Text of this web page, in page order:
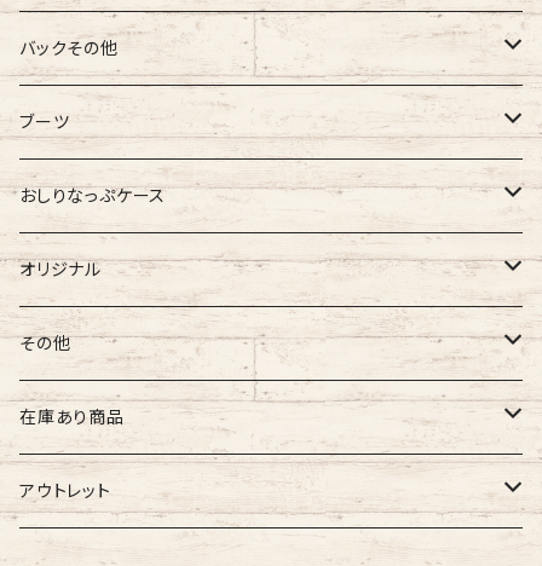
バギーマーク
バギーマーク
吸盤付バギーマーク
バギーマークミニ
両面マークいり
オリジナル
バギーマークミニ
吸盤バギーマーク
バギーマークミニ
両面バギーマーク
オリジナル
ぷちまる
バギーマークプチ
バギーマークプチ ボールチェーン
バギーマークプチ ストラップ
オリジナル
ぷちまる
くるくるぷち
吸盤バギーマーク
バギーマークミニ
バギーマークプチ
吸盤バギーマーク
バギーマークナノ
オリジナル
ネズミ
オリジナル
バギーマーク
バギーマークプチ
ステッカー
バックその他
バギーポケット
バギーポケット レギュラー
バギーポケット 大
チャーム
バギーチャーム
イニシャルチャーム
診察ファイルバック
ブーツ
オリジナル
Sサイズ
Mサイズ
Lサイズ
XLサイズ
XXLサイズ
ブーツ
Sサイズ
XXLサイズ
おしりなっぷケース
おしりナップケース 縦型
おしりナップケース 横型
オリジナル
バギーマーク
バギーマークレギュラーサイズ
バギーマークミニ
バギーマークナノ
おしりナップケース
縦型ストラップ
横型ストラップ
その他
イニシャルチャーム
その他
ネームホルダー
nanoまる
chibi
在庫あり商品
バギーマーク
ミニサイズ
アウトレット